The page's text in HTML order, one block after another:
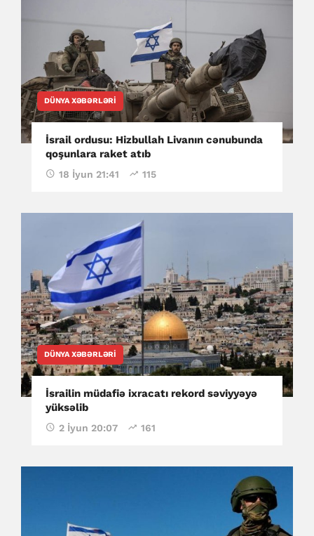
DÜNYA XƏBƏRLƏRI
İsrail ordusu: Hizbullah Livanın cənubunda
qoşunlara raket atıb
18 İyun 21:41 115
DÜNYA XƏBƏRLƏRI
İsrailin müdafiə ixracatı rekord səviyyəyə
yüksəlib
2 İyun 20:07 161